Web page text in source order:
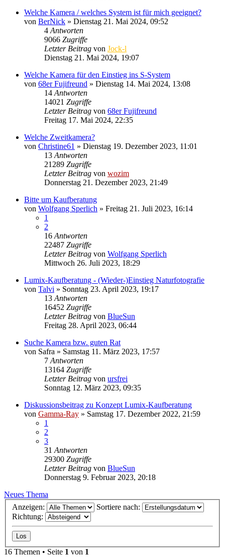
Welche Kamera / welches System ist für mich geeignet?
von BerNick » Dienstag 21. Mai 2024, 09:52
4 Antworten
9066 Zugriffe
Letzter Beitrag von Jock-l
Dienstag 21. Mai 2024, 19:07
Welche Kamera für den Einstieg ins S-System
von 68er Fujifreund » Dienstag 14. Mai 2024, 13:08
14 Antworten
14021 Zugriffe
Letzter Beitrag von 68er Fujifreund
Freitag 17. Mai 2024, 22:35
Welche Zweitkamera?
von Christine61 » Dienstag 19. Dezember 2023, 11:01
13 Antworten
21289 Zugriffe
Letzter Beitrag von wozim
Donnerstag 21. Dezember 2023, 21:49
Bitte um Kaufberatung
von Wolfgang Sperlich » Freitag 21. Juli 2023, 16:14
1
2
16 Antworten
22487 Zugriffe
Letzter Beitrag von Wolfgang Sperlich
Mittwoch 26. Juli 2023, 18:29
Lumix-Kaufberatung - (Wieder-)Einstieg Naturfotografie
von Talvi » Sonntag 23. April 2023, 19:17
13 Antworten
16452 Zugriffe
Letzter Beitrag von BlueSun
Freitag 28. April 2023, 06:44
Suche Kamera bzw. guten Rat
von Safra » Samstag 11. März 2023, 17:57
7 Antworten
13164 Zugriffe
Letzter Beitrag von ursfrei
Sonntag 12. März 2023, 09:35
Diskussionsbeitrag zu Konzept Lumix-Kaufberatung
von Gamma-Ray » Samstag 17. Dezember 2022, 21:59
1
2
3
31 Antworten
29300 Zugriffe
Letzter Beitrag von BlueSun
Donnerstag 9. Februar 2023, 20:18
Neues Thema
Anzeigen:
Sortiere nach:
Richtung:
16 Themen • Seite 1 von 1